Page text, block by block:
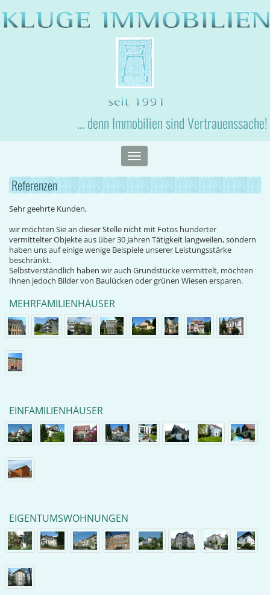
... denn Immobilien sind Vertrauenssache!
Toggle
navigation
Referenzen
Sehr geehrte Kunden,
wir möchten Sie an dieser Stelle nicht mit Fotos hunderter
vermittelter Objekte aus über 30 Jahren Tätigkeit langweilen, sondern
haben uns auf einige wenige Beispiele unserer Leistungsstärke
beschränkt.
Selbstverständlich haben wir auch Grundstücke vermittelt, möchten
Ihnen jedoch Bilder von Baulücken oder grünen Wiesen ersparen.
MEHRFAMILIENHÄUSER
EINFAMILIENHÄUSER
EIGENTUMSWOHNUNGEN